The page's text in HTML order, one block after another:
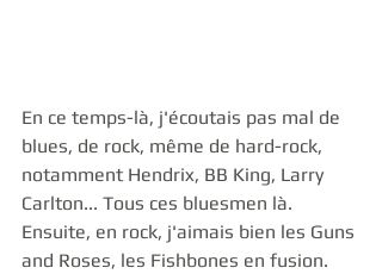
En ce temps-là, j'écoutais pas mal de
blues, de rock, même de hard-rock,
notamment Hendrix, BB King, Larry
Carlton... Tous ces bluesmen là.
Ensuite, en rock, j'aimais bien les Guns
and Roses, les Fishbones en fusion.